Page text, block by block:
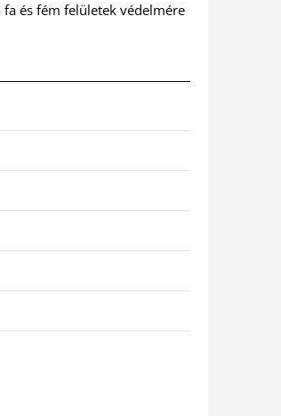
fa és fém felületek védelmére